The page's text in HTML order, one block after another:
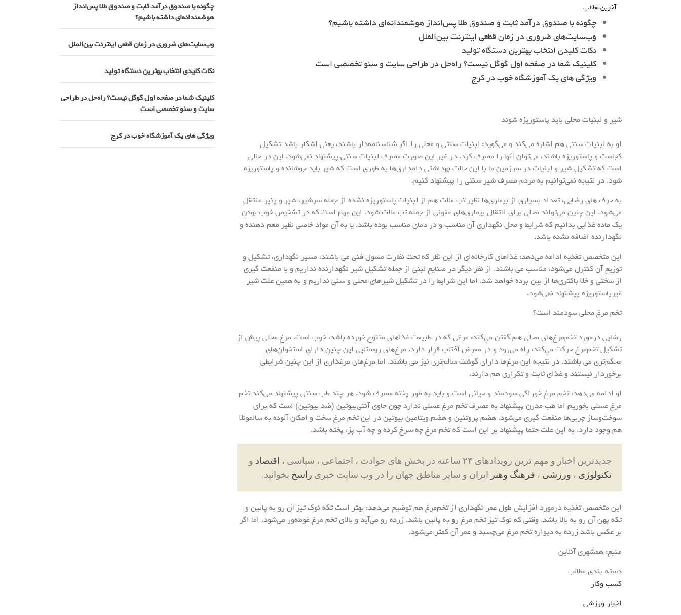
آخرین مطالب
چگونه با صندوق درآمد ثابت و صندوق طلا پس‌انداز هوشمندانه‌ای داشته باشیم؟
وب‌سایت‌های ضروری در زمان قطعی اینترنت بین‌الملل
نکات کلیدی انتخاب بهترین دستگاه تولید
کلینیک شما در صفحه اول گوگل نیست؟ راه‌حل در طراحی سایت و سئو تخصصی است
ویژگی های یک آموزشگاه خوب در کرج
شیر و لبنیات محلی باید پاستوریزه شوند
او به لبنیات سنتی هم اشاره می‌کند و می‌گوید: لبنیات سنتی و محلی را اگر شناسنامه‌دار باشند، یعنی اشکار باشد تشکیل
کجاست و پاستوریزه باشند، می‌توان آنها را مصرف کرد. در غیر این صورت مصرف لبنیات سنتی پیشنهاد نمی‌شود. این در حالی
است که تشکیل شیر و لبنیات در سرزمین ما با این حالت بهداشتی دامداری‌ها به طوری ‌است که شیر باید جوشانده و پاستوریزه
شود. در نتیجه نمی‌توانیم به مردم مصرف شیر سنتی را پیشنهاد کنیم.
به حرف های رضایی، تعداد بسیاری از بیماری‌ها نظیر تب مالت هم از لبنیات پاستوریزه نشده از جمله سرشیر، شیر و پنیر منتقل
می‌شود. این چنین می‌تواند محلی برای انتقال بیماری‌های عفونی از جمله تب مالت شود. این مهم است که در تشخیص خوب بودن
یک ماده غذایی بدانیم که شرایط و محل نگهداری آن مناسب و در دمای مناسب بوده باشد. یا به آن مواد خاصی نظیر طعم دهنده و
نگهدارنده اضافه نشده باشد.
این متخصص تغذیه ادامه می‌دهد: غذاهای کارخانه‌ای از این نظر که تحت نظارت مسول فنی می باشند، مسیر نگهداری، تشکیل و
توزیع آن کنترل می‌شود، مناسب می باشند. از نظر دیگر در صنایع لبنی از جمله تشکیل شیر نگهدارنده نداریم و با منفعت گیری
از سختی و خلا باکتری‌ها از بین برده خواهد شد. اما این شرایط را در تشکیل شیرهای محلی و سنی نداریم و به همین علت شیر
غیرپاستوریزه پیشنهاد نمی‌شود.
تخم مرغ محلی سودمند است؟
رضایی درمورد تخم‌مرغ‌های محلی هم گفتن می‌کند: مرغی که در طبیعت غذاهای متنوع خورده باشد، خوب است. مرغ محلی پیش از
تشکیل تخم‌مرغ حرکت می‌کند، راه می‌رود و در معرض آفتاب قرار دارد. مرغ‌های روستایی این چنین دارای استخوان‌های
محکم‌تری می باشند. در نتیجه این مرغ‌ها دارای گوشت سالم‌تری نیز می باشند. اما مرغ‌های مرغذاری از این چنین شرایطی
برخوردار نیستند و غذای ثابت و تکراری هم دارند.
او ادامه می‌دهد: تخم مرغ خوراکی سودمند و حیاتی است و باید به طور پخته مصرف شود. هر چند طب سنتی پیشنهاد می‌کند تخم
مرغ عسلی بخوریم اما طب مدرن پیشنهاد به مصرف تخم مرغ عسلی ندارد چون حاوی آنتی‌بیوتین (ضد بیوتین) است که برای
سوخت‌وساز چربی‌ها منفعت گیری می‌شود. هضم پروتئین و هضم ویتامین بیوتین در این تخم مرغ سخت و امکان آلوده به سالمونلا
هم وجود دارد. به این علت حتما پیشنهاد بر این است که تخم مرغ چه سرخ کرده و چه آب پز، پخته باشد.
جدیدترین اخبار و مهم ترین رویدادهای ۲۴ ساعته در بخش های حوادث ، اجتماعی ، سیاسی ، اقتصاد و
تکنولوژی ، ورزشی ، فرهنگ وهنر ایران و سایر مناطق جهان را در وب سایت خبری راسخ بخوانید.
این متخصص تغذیه درمورد افزایش طول عمر نگهداری از تخم‌مرغ هم توضیح می‌دهد: بهتر است تکه نوک تیز آن رو به پائین و
تکه پهن آن رو به بالا باشد. وقتی که نوک تیز تخم مرغ رو به پائین باشد. زرده رو می‌آید و بالای تخم مرغ غوطه‌ور می‌شود. اما اگر
بر عکس باشد زرده به دیواره تخم مرغ می‌چسبد و عمر آن کمتر می‌شود.
منبع: همشهری آنلاین
دسته بندی مطالب
کسب وکار
اخبار ورزشی
چگونه با صندوق درآمد ثابت و صندوق طلا پس‌انداز
هوشمندانه‌ای داشته باشیم؟
وب‌سایت‌های ضروری در زمان قطعی اینترنت بین‌الملل
نکات کلیدی انتخاب بهترین دستگاه تولید
کلینیک شما در صفحه اول گوگل نیست؟ راه‌حل در طراحی
سایت و سئو تخصصی است
ویژگی های یک آموزشگاه خوب در کرج